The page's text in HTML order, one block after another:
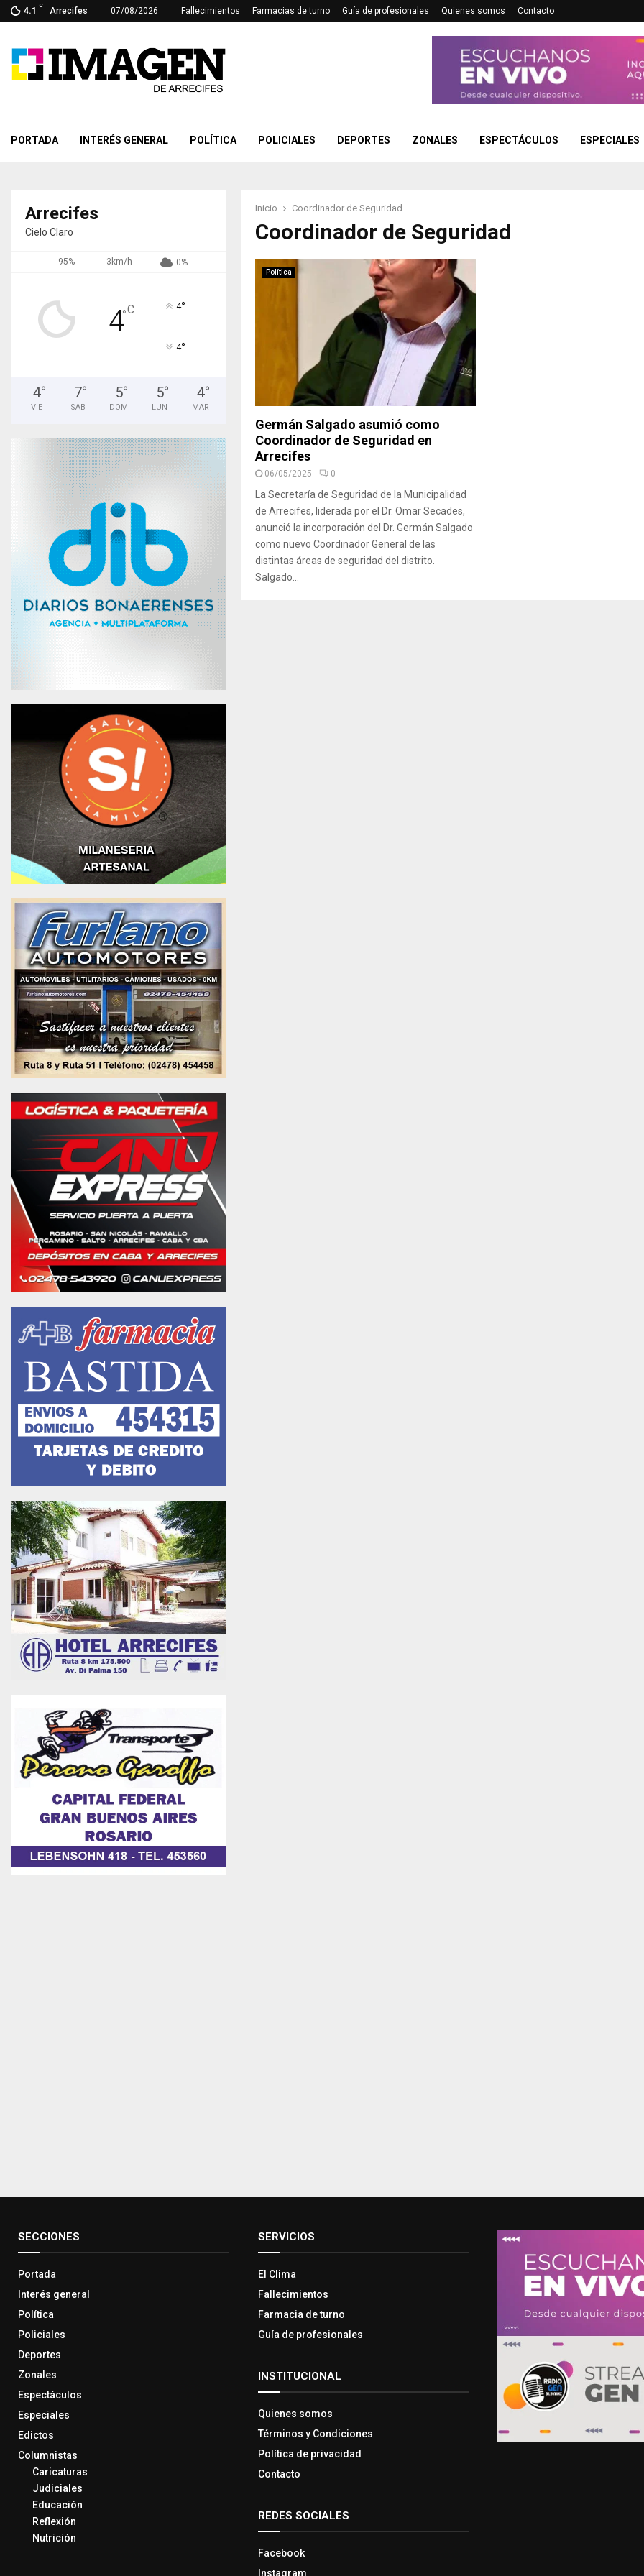
4.1
C
Arrecifes 07/08/2026 Fallecimientos Farmacias de turno Guía de profesionales Quienes somos Contacto
PORTADA INTERÉS GENERAL POLÍTICA POLICIALES DEPORTES ZONALES ESPECTÁCULOS ESPECIALES
Inicio Coordinador de Seguridad
Coordinador de Seguridad
Política
Germán Salgado asumió como
Coordinador de Seguridad en
Arrecifes
06/05/2025 0
La Secretaría de Seguridad de la Municipalidad
de Arrecifes, liderada por el Dr. Omar Secades,
anunció la incorporación del Dr. Germán Salgado
como nuevo Coordinador General de las
distintas áreas de seguridad del distrito.
Salgado...
Arrecifes
Cielo Claro
95% 3km/h 0%
4°C 4°
4°
4°
VIE
7°
SAB
5°
DOM
5°
LUN
4°
MAR
SECCIONES
Portada
Interés general
Política
Policiales
Deportes
Zonales
Espectáculos
Especiales
Edictos
Columnistas
Caricaturas
Judiciales
Educación
Reflexión
Nutrición
SERVICIOS
El Clima
Fallecimientos
Farmacia de turno
Guía de profesionales
INSTITUCIONAL
Quienes somos
Términos y Condiciones
Política de privacidad
Contacto
REDES SOCIALES
Facebook
Instagram